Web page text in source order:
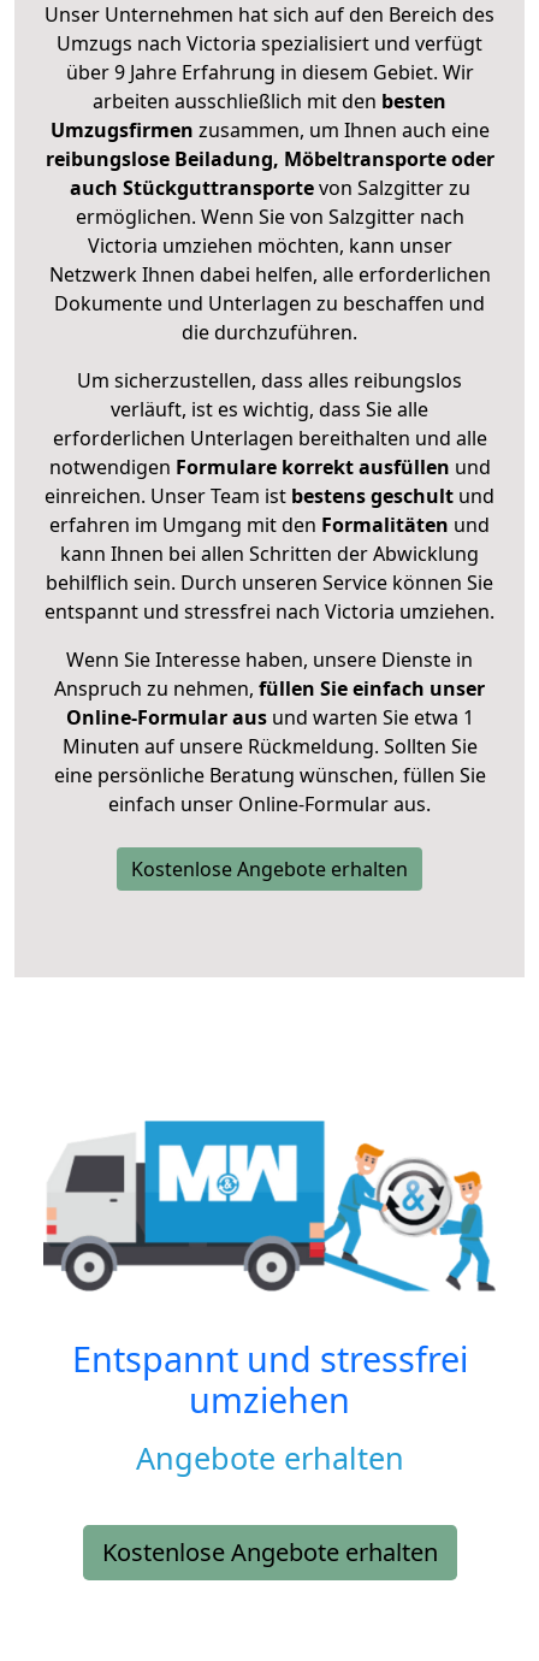
Unser Unternehmen hat sich auf den Bereich des
Umzugs nach Victoria spezialisiert und verfügt
über 9 Jahre Erfahrung in diesem Gebiet. Wir
arbeiten ausschließlich mit den besten
Umzugsfirmen zusammen, um Ihnen auch eine
reibungslose Beiladung, Möbeltransporte oder
auch Stückguttransportevon Salzgitter zu
ermöglichen. Wenn Sie von Salzgitter nach
Victoria umziehen möchten, kann unser
Netzwerk Ihnen dabei helfen, alle erforderlichen
Dokumente und Unterlagen zu beschaffen und
die durchzuführen.
Um sicherzustellen, dass alles reibungslos
verläuft, ist es wichtig, dass Sie alle
erforderlichen Unterlagen bereithalten und alle
notwendigen Formulare korrekt ausfüllen und
einreichen. Unser Team ist bestens geschult und
erfahren im Umgang mit den Formalitäten und
kann Ihnen bei allen Schritten der Abwicklung
behilflich sein. Durch unseren Service können Sie
entspannt und stressfrei nach Victoria umziehen.
Wenn Sie Interesse haben, unsere Dienste in
Anspruch zu nehmen, füllen Sie einfach unser
Online-Formular ausund warten Sie etwa 1
Minuten auf unsere Rückmeldung. Sollten Sie
eine persönliche Beratung wünschen, füllen Sie
einfach unser Online-Formular aus.
Kostenlose Angebote erhalten
Entspannt und stressfrei
umziehen
Angebote erhalten
Kostenlose Angebote erhalten